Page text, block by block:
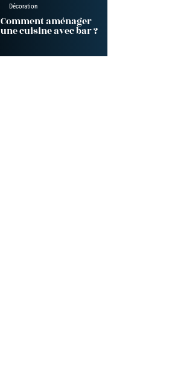
Décoration
Comment aménager
une cuisine avec bar ?